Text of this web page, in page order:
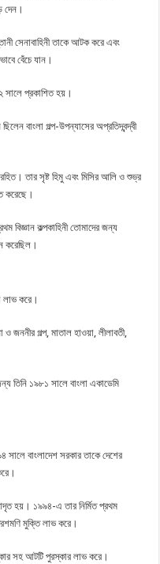
দেন।
সেনাবাহিনী তাকে আটক করে এবং
বেঁচে যান।
সালে প্রকাশিত হয়।
বাংলা গল্প-উপন্যাসের অপ্রতিদ্বন্দ্বী
তার সৃষ্ট হিমু এবং মিসির আলি ও শুভ্র
করেছে।
বিজ্ঞান কল্পকাহিনী তোমাদের জন্য
করেছিল।
লাভ করে।
গল্প, মাতাল হাওয়া, লীলাবতী,
তিনি ১৯৮১ সালে বাংলা একাডেমি
সালে বাংলাদেশ সরকার তাকে দেশের
হয়। ১৯৯৪-এ তার নির্মিত প্রথম
মুক্তি লাভ করে।
সহ আটটি পুরস্কার লাভ করে।